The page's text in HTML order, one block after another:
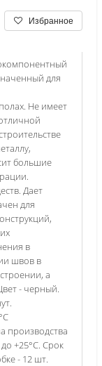
Избранное
для
Не имеет
большие
Дает
для
в
швов в
а
- черный.
производства
+25°С. Срок
- 12 шт.